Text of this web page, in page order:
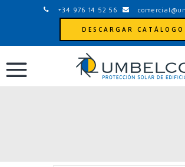
+34 976 14 52 56
DESCARGAR CATÁLOGO